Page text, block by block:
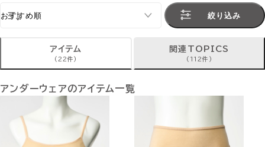
絞り込み
アイテム
(22件)
関連TOPICS
(112件)
アンダーウェアのアイテム一覧